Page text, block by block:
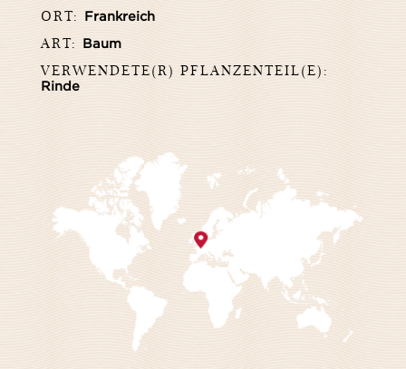
ORT: Frankreich
ART: Baum
VERWENDETE(R) PFLANZENTEIL(E):
Rinde